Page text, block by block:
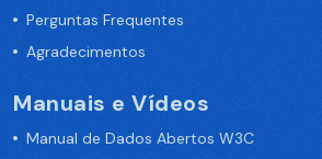
Perguntas Frequentes
Agradecimentos
Manuais e Vídeos
Manual de Dados Abertos W3C